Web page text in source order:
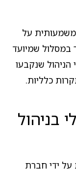
משמעותית על
במסלול שמיועד
שנקבעו
כלליות.
בניהול
על ידי חברת